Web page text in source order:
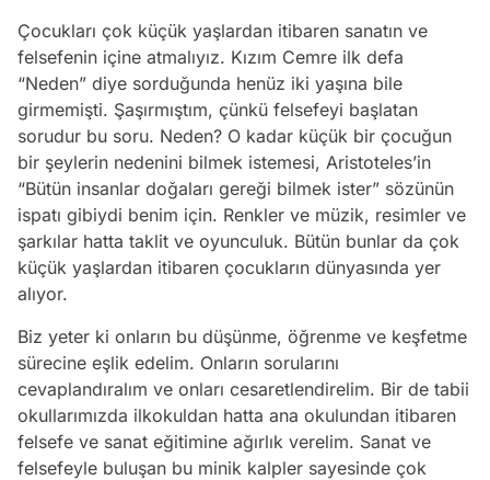
Çocukları çok küçük yaşlardan itibaren sanatın ve
felsefenin içine atmalıyız. Kızım Cemre ilk defa
“Neden” diye sorduğunda henüz iki yaşına bile
girmemişti. Şaşırmıştım, çünkü felsefeyi başlatan
sorudur bu soru. Neden? O kadar küçük bir çocuğun
bir şeylerin nedenini bilmek istemesi, Aristoteles’in
“Bütün insanlar doğaları gereği bilmek ister” sözünün
ispatı gibiydi benim için. Renkler ve müzik, resimler ve
şarkılar hatta taklit ve oyunculuk. Bütün bunlar da çok
küçük yaşlardan itibaren çocukların dünyasında yer
alıyor.
Biz yeter ki onların bu düşünme, öğrenme ve keşfetme
sürecine eşlik edelim. Onların sorularını
cevaplandıralım ve onları cesaretlendirelim. Bir de tabii
okullarımızda ilkokuldan hatta ana okulundan itibaren
felsefe ve sanat eğitimine ağırlık verelim. Sanat ve
felsefeyle buluşan bu minik kalpler sayesinde çok